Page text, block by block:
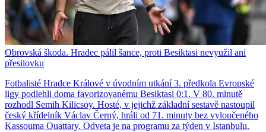
Obrovská škoda. Hradec pálil šance, proti Besiktasi nevyužil ani
přesilovku
Fotbalisté Hradce Králové v úvodním utkání 3. předkola Evropské
ligy podlehli doma favorizovanému Besiktasi 0:1. V 80. minutě
rozhodl Semih Kilicsoy. Hosté, v jejichž základní sestavě nastoupil
český křídelník Václav Černý, hráli od 71. minuty bez vyloučeného
Kassouma Ouattary. Odveta je na programu za týden v Istanbulu.